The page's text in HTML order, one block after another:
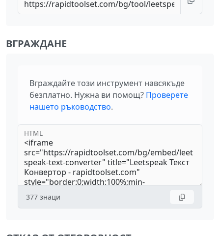
ВГРАЖДАНЕ
Вграждайте този инструмент навсякъде
безплатно. Нужна ви помощ? Проверете
нашето ръководство.
HTML
377 знаци